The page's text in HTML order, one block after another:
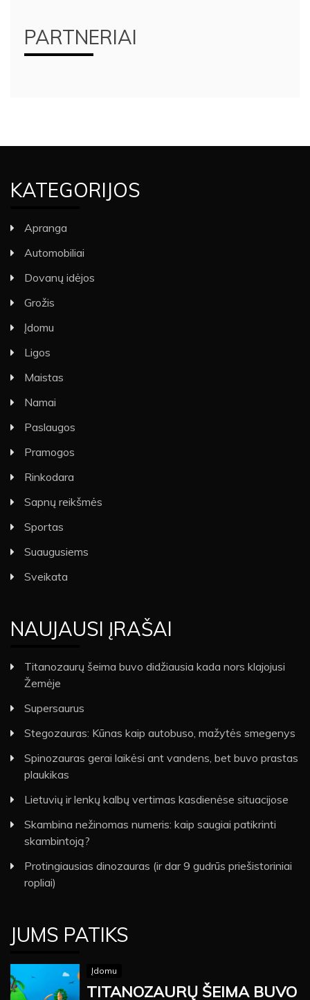
PARTNERIAI
KATEGORIJOS
Apranga
Automobiliai
Dovanų idėjos
Grožis
Įdomu
Ligos
Maistas
Namai
Paslaugos
Pramogos
Rinkodara
Sapnų reikšmės
Sportas
Suaugusiems
Sveikata
NAUJAUSI ĮRAŠAI
Titanozaurų šeima buvo didžiausia kada nors klajojusi
Žemėje
Supersaurus
Stegozauras: Kūnas kaip autobuso, mažytės smegenys
Spinozauras gerai laikėsi ant vandens, bet buvo prastas
plaukikas
Lietuvių ir lenkų kalbų vertimas kasdienėse situacijose
Skambina nežinomas numeris: kaip saugiai patikrinti
skambintoją?
Protingiausias dinozauras (ir dar 9 gudrūs priešistoriniai
ropliai)
JUMS PATIKS
Įdomu
TITANOZAURŲ ŠEIMA BUVO